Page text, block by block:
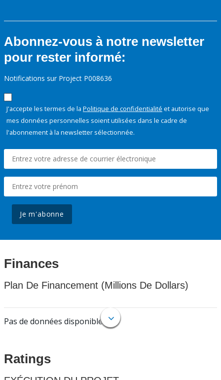
Abonnez-vous à notre newsletter
pour rester informé:
Notifications sur Project P008636
J'accepte les termes de la Politique de confidentialité et autorise que
mes données personnelles soient utilisées dans le cadre de
l'abonnement à la newsletter sélectionnée.
Je m'abonne
Finances
Plan De Financement (Millions De Dollars)
Pas de données disponibles.
Ratings